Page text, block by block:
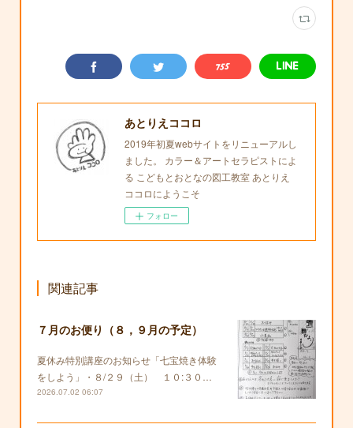
あとりえココロ
2019年初夏webサイトをリニューアルし
ました。 カラー＆アートセラピストによ
る こどもとおとなの図工教室 あとりえ
ココロにようこそ
フォロー
関連記事
７月のお便り（８，９月の予定）
夏休み特別講座のお知らせ「七宝焼き体験
をしよう」・８/２９（土） １０:３０…
2026.07.02 06:07